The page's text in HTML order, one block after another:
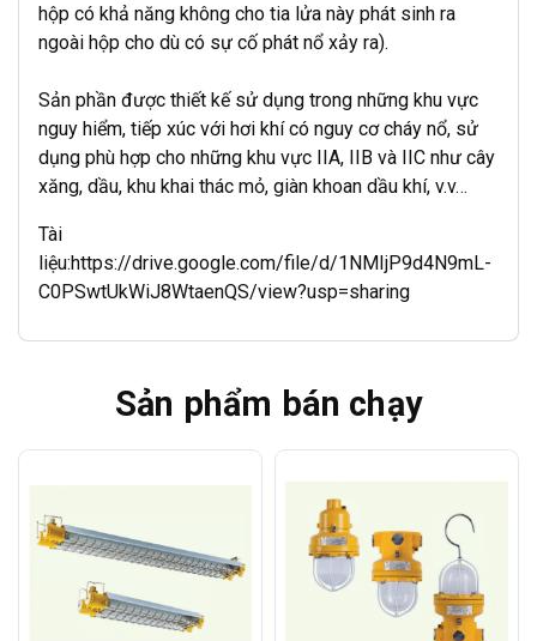
hộp có khả năng không cho tia lửa này phát sinh ra
ngoài hộp cho dù có sự cố phát nổ xảy ra).
Sản phần được thiết kế sử dụng trong những khu vực
nguy hiểm, tiếp xúc với hơi khí có nguy cơ cháy nổ, sử
dụng phù hợp cho những khu vực IIA, IIB và IIC như cây
xăng, dầu, khu khai thác mỏ, giàn khoan dầu khí, v.v…
Tài
liệu:https://drive.google.com/file/d/1NMIjP9d4N9mL-
C0PSwtUkWiJ8WtaenQS/view?usp=sharing
Sản phẩm bán chạy